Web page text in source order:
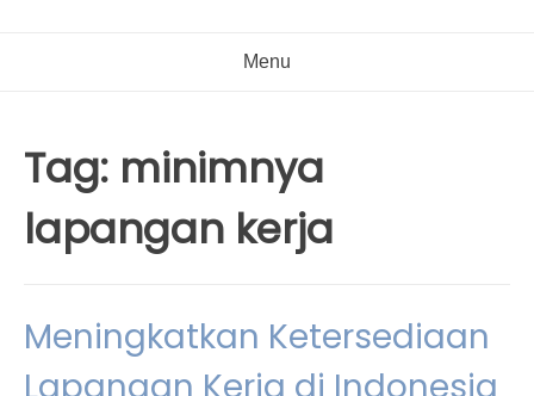
Menu
Tag: minimnya
lapangan kerja
Meningkatkan Ketersediaan